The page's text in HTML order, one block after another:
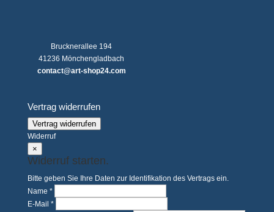
Brucknerallee 194
41236 Mönchengladbach
contact@art-shop24.com
Vertrag widerrufen
Vertrag widerrufen
Widerruf
×
Widerruf starten.
Bitte geben Sie Ihre Daten zur Identifikation des Vertrags ein.
Name *
E-Mail *